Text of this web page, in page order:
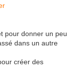
pour donner un peu
dans un autre
créer des